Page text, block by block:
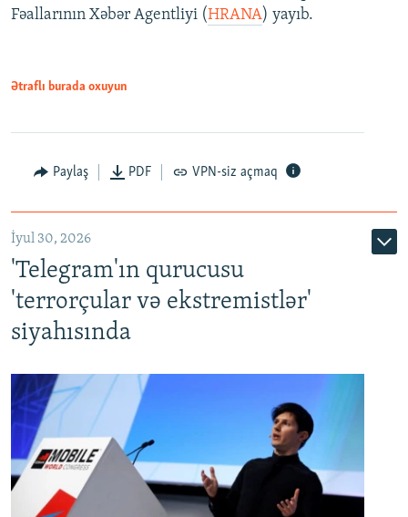
Fəallarının Xəbər Agentliyi (HRANA) yayıb.
Ətraflı burada oxuyun
Paylaş PDF VPN-siz açmaq
İyul 30, 2026
'Telegram'ın qurucusu
'terrorçular və ekstremistlər'
siyahısında